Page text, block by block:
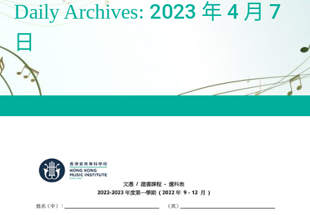
Daily Archives: 2023 年 4 月 7
日